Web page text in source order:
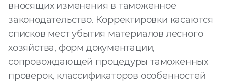
вносящих изменения в таможенное
законодательство. Корректировки касаются
списков мест убытия материалов лесного
хозяйства, форм документации,
сопровождающей процедуры таможенных
проверок, классификаторов особенностей
Согласен с
политикой
конфиденциальности
и наобработку моих
персональных
данных